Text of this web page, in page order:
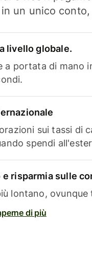
un unico
livello globale.
a portata di mano
sui tassi di
spendi
risparmia sulle
lontano, ovunque
di più